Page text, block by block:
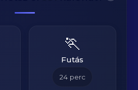
🏃
Futás
24 perc